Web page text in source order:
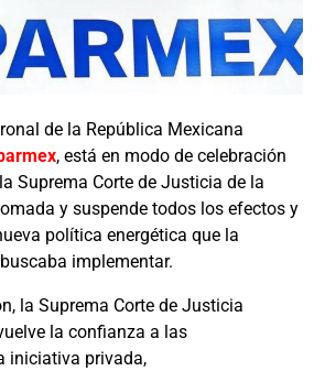
de la República Mexicana
, está en modo de celebración
Suprema Corte de Justicia de la
y suspende todos los efectos y
política energética que la
implementar.
la Suprema Corte de Justicia
la confianza a las
iniciativa privada,